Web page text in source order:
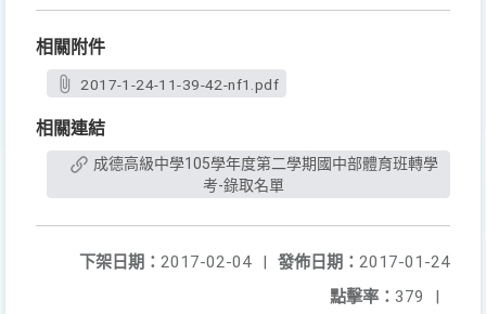
相關附件
2017-1-24-11-39-42-nf1.pdf
相關連結
考-錄取名單
發佈日期： 2017-01-24
下架日期： 2017-02-04
|
點擊率： 379 |